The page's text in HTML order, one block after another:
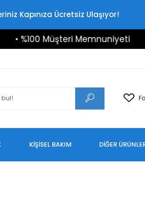
Kapınıza Ücretsiz Ulaşıyor!
• %100 Müşteri Memnuniyeti
KİŞİSEL BAKIM DİĞER